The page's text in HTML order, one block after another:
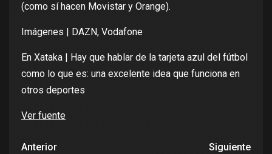
(como sí hacen Movistar y Orange).
Imágenes | DAZN, Vodafone
En Xataka | Hay que hablar de la tarjeta azul del fútbol
como lo que es: una excelente idea que funciona en
otros deportes
Ver fuente
Anterior
Siguiente